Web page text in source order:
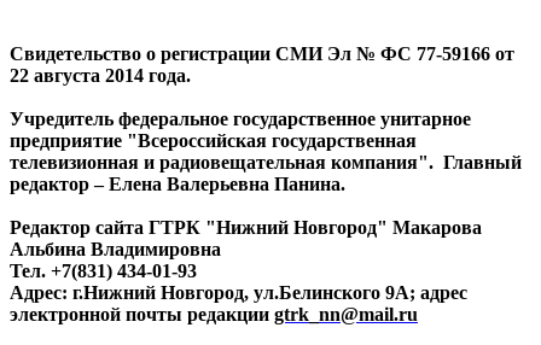
Свидетельство о регистрации СМИ Эл № ФС 77-59166 от
22 августа 2014 года.
Учредитель федеральное государственное унитарное
предприятие "Всероссийская государственная
телевизионная и радиовещательная компания". Главный
редактор – Елена Валерьевна Панина.
Редактор сайта ГТРК "Нижний Новгород" Макарова
Альбина Владимировна
Тел. +7(831) 434-01-93
Адрес: г.Нижний Новгород, ул.Белинского 9А; адрес
электронной почты редакции gtrk_nn@mail.ru